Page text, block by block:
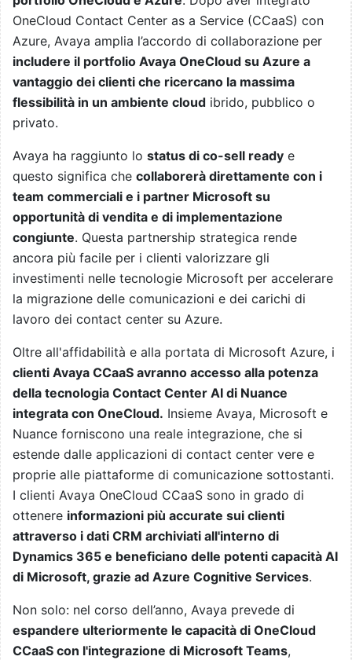
OneCloud Contact Center as a Service (CCaaS) con
Azure, Avaya amplia l’accordo di collaborazione per
includere il portfolio Avaya OneCloud su Azure a
vantaggio dei clienti che ricercano la massima
flessibilità in un ambiente cloud ibrido, pubblico o
privato.
Avaya ha raggiunto lo status di co-sell ready e
questo significa che collaborerà direttamente con i
team commerciali e i partner Microsoft su
opportunità di vendita e di implementazione
congiunte. Questa partnership strategica rende
ancora più facile per i clienti valorizzare gli
investimenti nelle tecnologie Microsoft per accelerare
la migrazione delle comunicazioni e dei carichi di
lavoro dei contact center su Azure.
Oltre all'affidabilità e alla portata di Microsoft Azure, i
clienti Avaya CCaaS avranno accesso alla potenza
della tecnologia Contact Center AI di Nuance
integrata con OneCloud. Insieme Avaya, Microsoft e
Nuance forniscono una reale integrazione, che si
estende dalle applicazioni di contact center vere e
proprie alle piattaforme di comunicazione sottostanti.
I clienti Avaya OneCloud CCaaS sono in grado di
ottenere informazioni più accurate sui clienti
attraverso i dati CRM archiviati all'interno di
Dynamics 365 e beneficiano delle potenti capacità AI
di Microsoft, grazie ad Azure Cognitive Services.
Non solo: nel corso dell’anno, Avaya prevede di
espandere ulteriormente le capacità di OneCloud
CCaaS con l'integrazione di Microsoft Teams,